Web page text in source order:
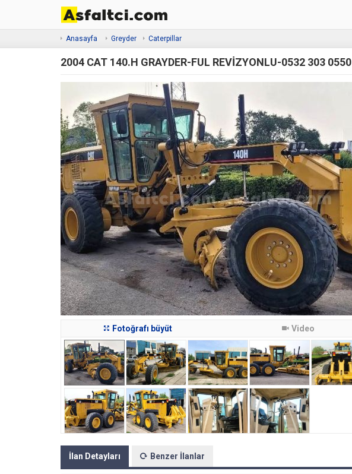
Anasayfa Greyder Caterpillar
2004 CAT 140.H GRAYDER-FUL REVİZYONLU-0532 303 0550
Fotoğrafı büyüt Video
İlan Detayları Benzer İlanlar